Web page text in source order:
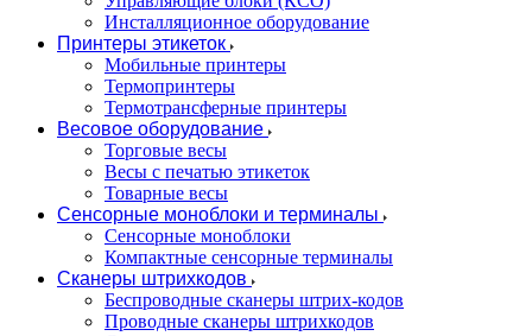
Инсталляционное оборудование
Принтеры этикеток
Мобильные принтеры
Термопринтеры
Термотрансферные принтеры
Весовое оборудование
Торговые весы
Весы с печатью этикеток
Товарные весы
Сенсорные моноблоки и терминалы
Сенсорные моноблоки
Компактные сенсорные терминалы
Сканеры штрихкодов
Беспроводные сканеры штрих-кодов
Проводные сканеры штрихкодов